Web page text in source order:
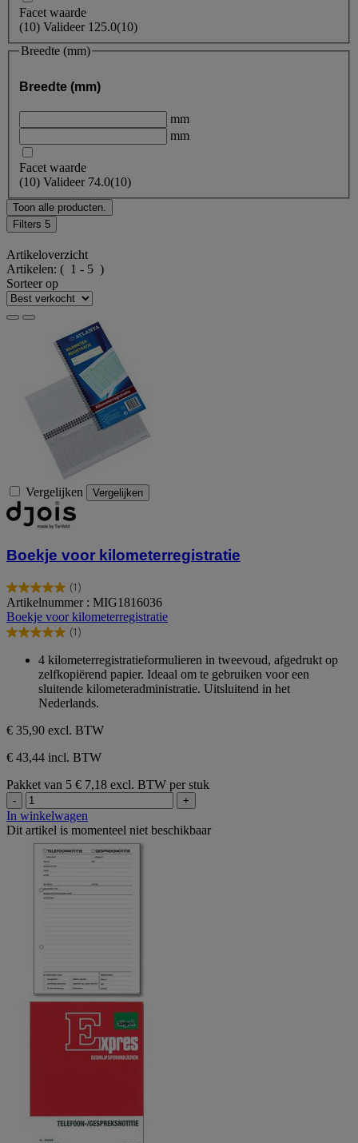
Facet waarde
(10) Valideer 125.0(10)
Breedte (mm)
Breedte (mm)
mm
mm
Facet waarde
(10) Valideer 74.0(10)
Toon alle producten.
Filters 5
Artikeloverzicht
Artikelen: ( 1 - 5 )
Sorteer op
Vergelijken Vergelijken
Boekje voor kilometerregistratie
(1)
5.0
van
de
5
beoordeling
Artikelnummer : MIG1816036
Boekje voor kilometerregistratie
(1)
5.0
sterren.
beoordeling
4 kilometerregistratieformulieren in tweevoud, afgedrukt op
zelfkopiërend papier. Ideaal om te gebruiken voor een
sluitende kilometeradministratie. Uitsluitend in het
Nederlands.
€ 35,90 excl. BTW
€ 43,44 incl. BTW
Pakket van 5 € 7,18 excl. BTW per stuk
- +
In winkelwagen
Dit artikel is momenteel niet beschikbaar